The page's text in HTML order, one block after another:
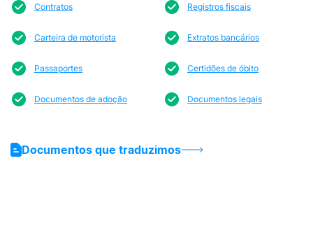
Contratos Registros fiscais
Carteira de motorista Extratos bancários
Passaportes Certidões de óbito
Documentos de adoção Documentos legais
Documentos que traduzimos